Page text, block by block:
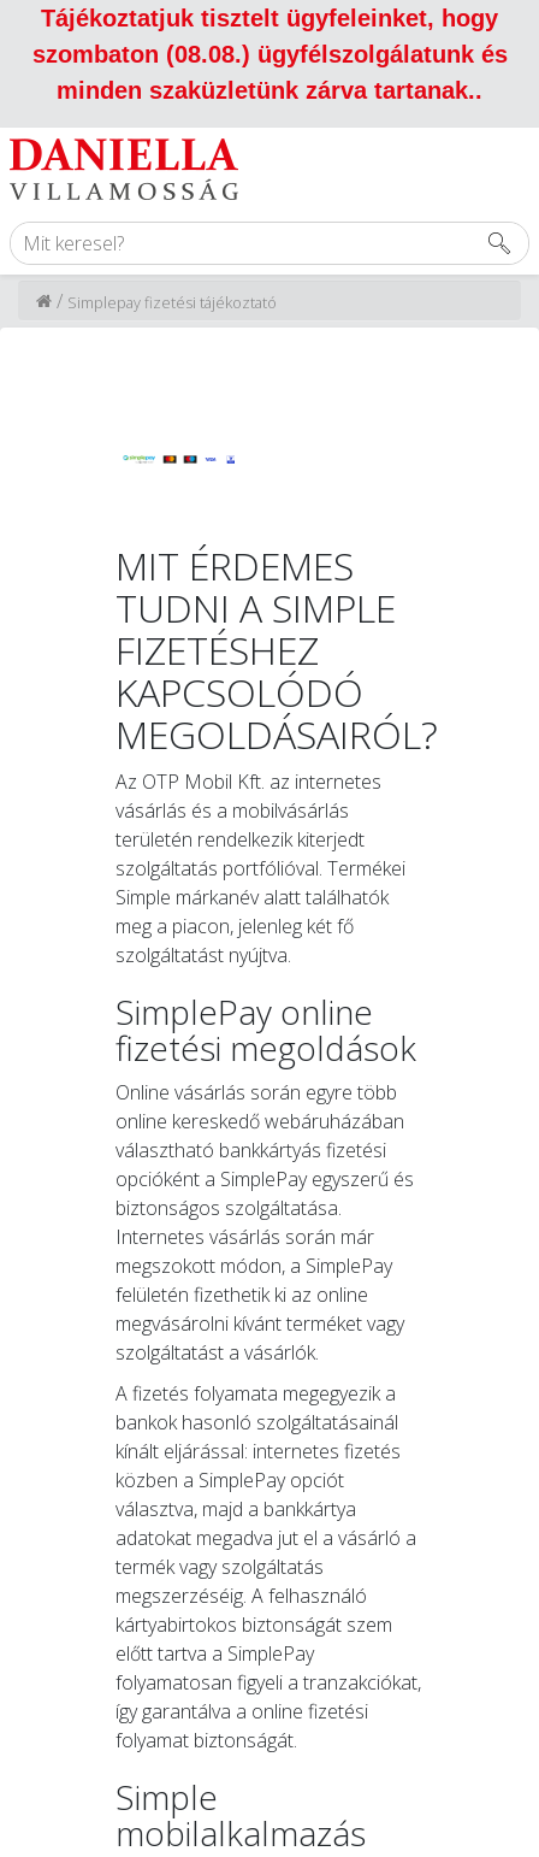
Tájékoztatjuk tisztelt ügyfeleinket, hogy
szombaton (08.08.) ügyfélszolgálatunk és
minden szaküzletünk zárva tartanak..
Simplepay fizetési tájékoztató
/
MIT ÉRDEMES
TUDNI A SIMPLE
FIZETÉSHEZ
KAPCSOLÓDÓ
MEGOLDÁSAIRÓL?
Az OTP Mobil Kft. az internetes
vásárlás és a mobilvásárlás
területén rendelkezik kiterjedt
szolgáltatás portfólióval. Termékei
Simple márkanév alatt találhatók
meg a piacon, jelenleg két fő
szolgáltatást nyújtva.
SimplePay online
fizetési megoldások
Online vásárlás során egyre több
online kereskedő webáruházában
választható bankkártyás fizetési
opcióként a SimplePay egyszerű és
biztonságos szolgáltatása.
Internetes vásárlás során már
megszokott módon, a SimplePay
felületén fizethetik ki az online
megvásárolni kívánt terméket vagy
szolgáltatást a vásárlók.
A fizetés folyamata megegyezik a
bankok hasonló szolgáltatásainál
kínált eljárással: internetes fizetés
közben a SimplePay opciót
választva, majd a bankkártya
adatokat megadva jut el a vásárló a
termék vagy szolgáltatás
megszerzéséig. A felhasználó
kártyabirtokos biztonságát szem
előtt tartva a SimplePay
folyamatosan figyeli a tranzakciókat,
így garantálva a online fizetési
folyamat biztonságát.
Simple
mobilalkalmazás